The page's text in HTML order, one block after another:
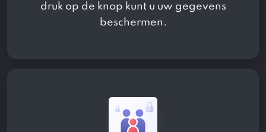
druk op de knop kunt u uw gegevens
beschermen.